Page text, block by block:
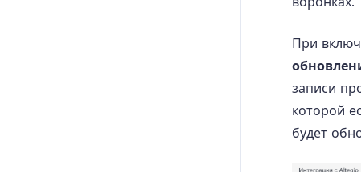
При
записи
которой
будет